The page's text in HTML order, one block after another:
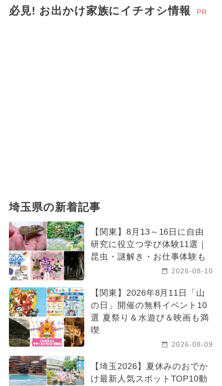
必見! お出かけ家族にイチオシ情報 PR
埼玉県の新着記事
【関東】8月13～16日に自由
研究に役立つ学び体験11選｜
昆虫・謎解き・お仕事体験も
2026-08-10
【関東】2026年8月11日「山
の日」開催の無料イベント10
選 夏祭り＆水遊び＆映画も満
喫
2026-08-09
【埼玉2026】夏休みのおでか
け最新人気スポットTOP10動